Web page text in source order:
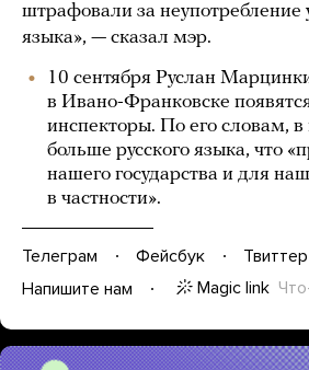
штрафовали за неупотребление
языка», — сказал мэр.
10 сентября Руслан
в Ивано-Франковске
инспекторы. По его словам, в
больше русского языка, что
нашего государства и для
в частности».
Телеграм Фейсбук Твиттер
Напишите нам
Magic link